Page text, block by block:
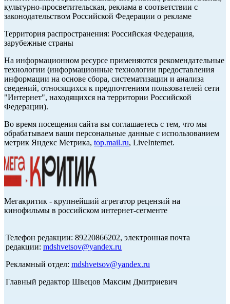
культурно-просветительская, реклама в соответствии с
законодательством Российской Федерации о рекламе
Территория распространения: Российская Федерация,
зарубежные страны
На информационном ресурсе применяются рекомендательные
технологии (информационные технологии предоставления
информации на основе сбора, систематизации и анализа
сведений, относящихся к предпочтениям пользователей сети
"Интернет", находящихся на территории Российской
Федерации).
Во время посещения сайта вы соглашаетесь с тем, что мы
обрабатываем ваши персональные данные с использованием
метрик Яндекс Метрика, top.mail.ru, LiveInternet.
Мегакритик - крупнейший агрегатор рецензий на
кинофильмы в российском интернет-сегменте
Телефон редакции: 89220866202, электронная почта
редакции: mdshvetsov@yandex.ru
Рекламный отдел: mdshvetsov@yandex.ru
Главный редактор Швецов Максим Дмитриевич